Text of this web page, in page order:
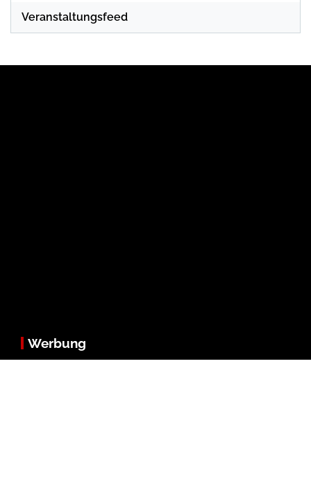
Veranstaltungsfeed
Werbung